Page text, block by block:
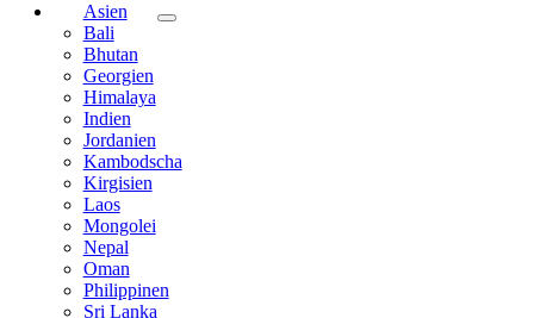
Asien
Bali
Bhutan
Georgien
Himalaya
Indien
Jordanien
Kambodscha
Kirgisien
Laos
Mongolei
Nepal
Oman
Philippinen
Sri Lanka